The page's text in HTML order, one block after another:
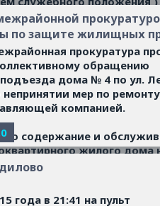
обвинению бывшего главы
образования город
Галины Зайчиковой в
подлог)., ч.5 ст.33 ч.3
в присвоении вверенного
служебного
РФ....Читать дальше »
по защите жилищных
прокуратура
обращению
дома № 4 по ул.
непринятии мер по ремонту
компанией.
что содержание и
жилого дома
осуществляет ООО
года в 21:41 на пульт